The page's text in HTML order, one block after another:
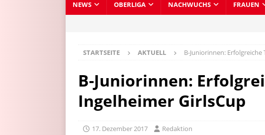
NEWS OBERLIGA NACHWUCHS FRAUEN
STARTSEITE AKTUELL B-Juniorinnen:
B-Juniorinnen:
Ingelheimer GirlsCup
17. Dezember 2017 Redaktion